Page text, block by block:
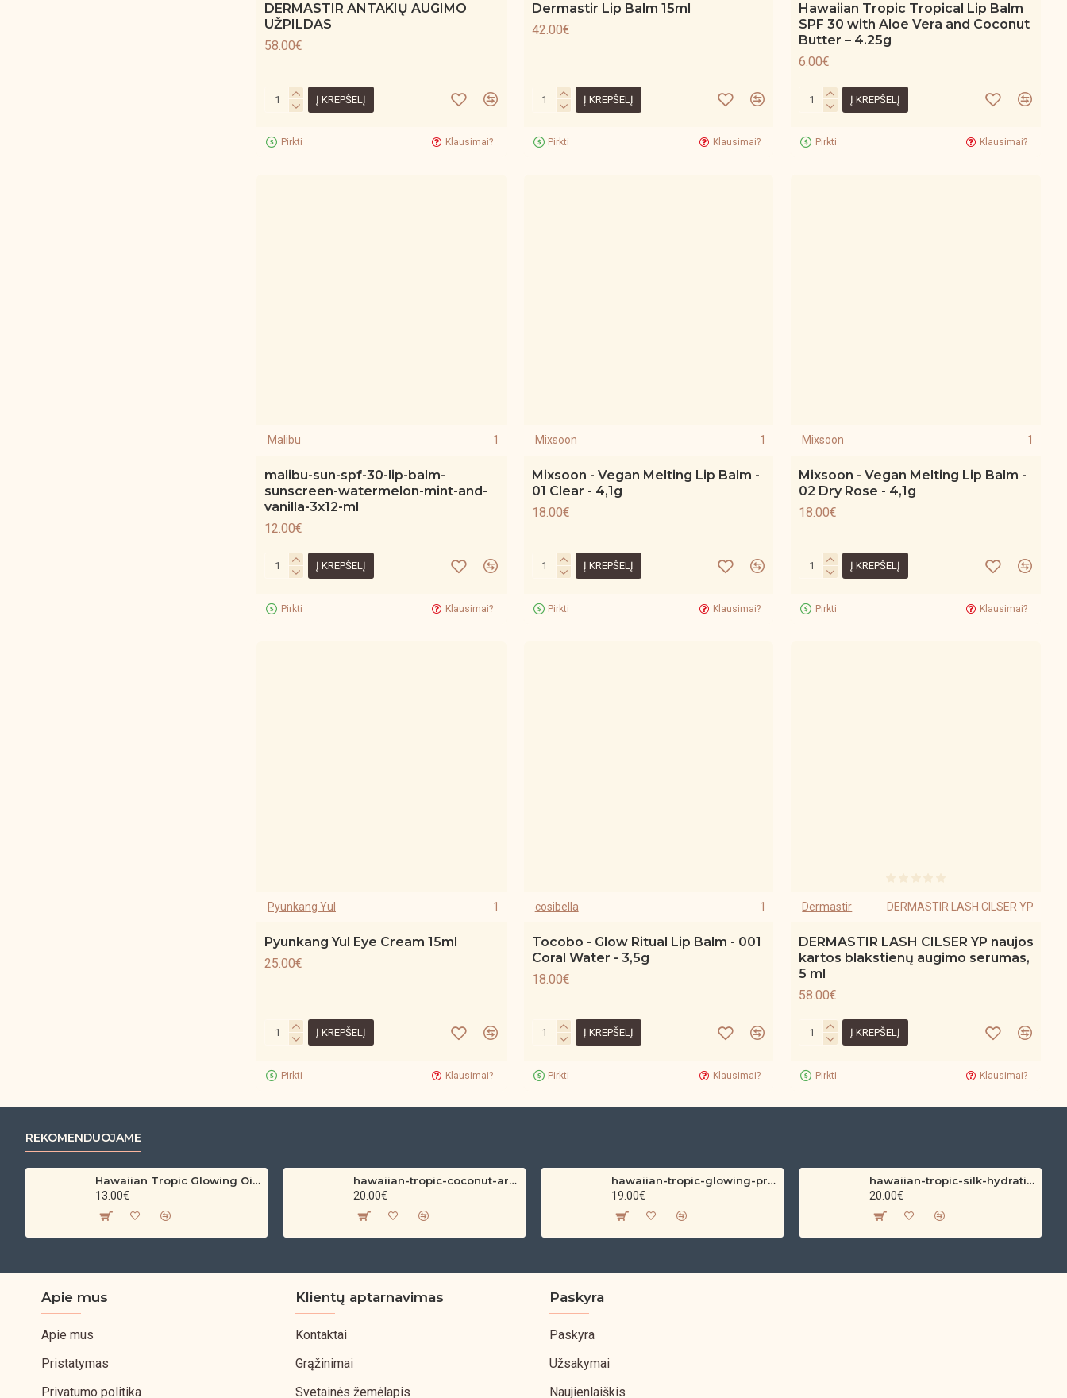
DERMASTIR ANTAKIŲ AUGIMO
UŽPILDAS
58.00€
Į KREPŠELĮ
Pirkti Klausimai?
Dermastir Lip Balm 15ml
42.00€
Į KREPŠELĮ
Pirkti Klausimai?
Hawaiian Tropic Tropical Lip Balm
SPF 30 with Aloe Vera and Coconut
Butter – 4.25g
6.00€
Į KREPŠELĮ
Pirkti Klausimai?
Malibu 1
malibu-sun-spf-30-lip-balm-
sunscreen-watermelon-mint-and-
vanilla-3x12-ml
12.00€
Į KREPŠELĮ
Pirkti Klausimai?
Mixsoon 1
Mixsoon - Vegan Melting Lip Balm -
01 Clear - 4,1g
18.00€
Į KREPŠELĮ
Pirkti Klausimai?
Mixsoon 1
Mixsoon - Vegan Melting Lip Balm -
02 Dry Rose - 4,1g
18.00€
Į KREPŠELĮ
Pirkti Klausimai?
Pyunkang Yul 1
Pyunkang Yul Eye Cream 15ml
25.00€
Į KREPŠELĮ
Pirkti Klausimai?
cosibella 1
Tocobo - Glow Ritual Lip Balm - 001
Coral Water - 3,5g
18.00€
Į KREPŠELĮ
Pirkti Klausimai?
Dermastir DERMASTIR LASH CILSER YP
DERMASTIR LASH CILSER YP naujos
kartos blakstienų augimo serumas,
5 ml
58.00€
Į KREPŠELĮ
Pirkti Klausimai?
REKOMENDUOJAME
Hawaiian Tropic Glowing Oil – bronzinantis kūno aliejus su spindesiu (200 ml)
13.00€
hawaiian-tropic-coconut-argan-dry-oil-spf-30-spray-200ml
20.00€
hawaiian-tropic-glowing-protection-clear-sun-spray-spf-30-200ml
19.00€
hawaiian-tropic-silk-hydration-protective-sun-lotion-spf-30-180ml
20.00€
Apie mus
Apie mus
Pristatymas
Privatumo politika
Klientų aptarnavimas
Kontaktai
Grąžinimai
Svetainės žemėlapis
Paskyra
Paskyra
Užsakymai
Naujienlaiškis